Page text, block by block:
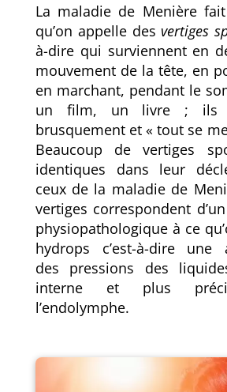
La maladie de Menière
qu’on appelle des vertiges
à-dire qui surviennent en
mouvement de la tête, en
en marchant, pendant le
un film, un livre ; ils
brusquement et « tout se
Beaucoup de vertiges
identiques dans leur
ceux de la maladie de
vertiges correspondent
physiopathologique à ce
hydrops c’est-à-dire une
des pressions des
interne et plus
l’endolymphe.